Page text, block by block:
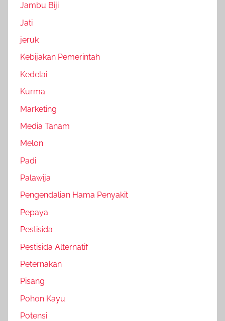
Jambu Biji
Jati
jeruk
Kebijakan Pemerintah
Kedelai
Kurma
Marketing
Media Tanam
Melon
Padi
Palawija
Pengendalian Hama Penyakit
Pepaya
Pestisida
Pestisida Alternatif
Peternakan
Pisang
Pohon Kayu
Potensi